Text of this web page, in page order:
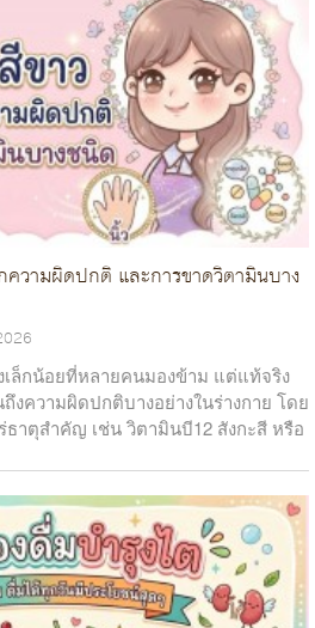
ามผิดปกติ และการขาดวิตามินบาง
เล็กน้อยที่หลายคนมองข้าม แต่แท้จริง
ความผิดปกติบางอย่างในร่างกาย โดย
าตุสำคัญ เช่น วิตามินบี12 สังกะสี หรือ